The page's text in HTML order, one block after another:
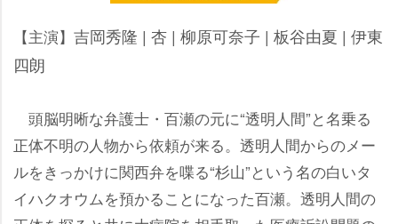
【主演】 吉岡秀隆 | 杏 | 柳原可奈子 | 板谷由夏 | 伊東
四朗
頭脳明晰な弁護士・百瀬の元に“透明人間”と名乗る
正体不明の人物から依頼が来る。透明人間からのメー
ルをきっかけに関西弁を喋る“杉山”という名の白いタ
イハクオウムを預かることになった百瀬。透明人間の